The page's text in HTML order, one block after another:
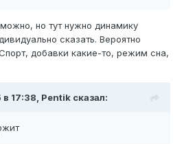
но тут нужно динамику
сказать. Вероятно
добавки какие-то, режим сна,
17:38, Pentik сказал: